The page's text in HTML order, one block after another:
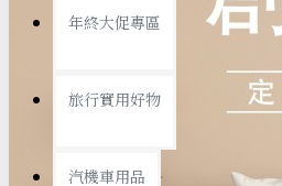
查看更多
年終大促專區
旅行實用好物
汽機車用品